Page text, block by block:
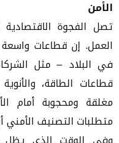
الأمن
تصل الفجوة
العمل. إن قطاعات واسعة
في البلاد – مثل
قطاعات الطاقة،
مغلقة ومحجوبة أمام
متطلبات التصنيف الأمني